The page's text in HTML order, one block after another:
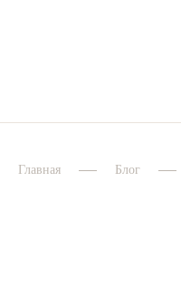
Главная Блог